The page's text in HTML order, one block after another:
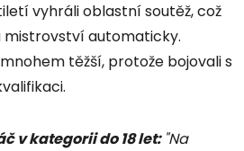
vyhráli oblastní soutěž, což
mistrovství automaticky.
těžší, protože bojovali s
v kategorii do 18 let: "Na